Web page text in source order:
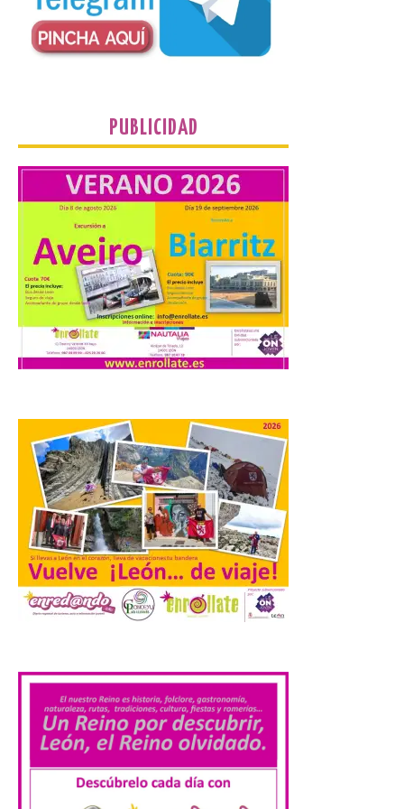
Nace GEO-Arena: un
fuera del juego
El profesorado de la
Facultad de Ciencias de la
Actividad Física y del
Deporte de la ULE diseña
una propuesta que
combina acción rápida, toma de
decisiones y colaboración estratégica sin
que ningún participante quede excluido
del juego. GEO-Arena nace […]
dispositivo especial para
facilitar la movilidad
durante el eclipse total de
Sol del 12 de agosto
9 Ago 2026
Renfe reforzará servicios
de Media Distancia
especialmente en Galicia,
Asturias, Santander y País
los servicios de Cercanías con mayor
afluencia de pasajeros. La Dirección […]
La Feria Internacional de
Muestras de Asturias
celebra este domingo el
PUBLICIDAD